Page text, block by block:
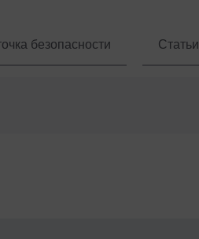
безопасности Статьи